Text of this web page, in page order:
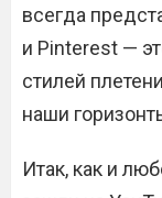
всегда
и Pinterest —
стилей
наши
Итак, как и